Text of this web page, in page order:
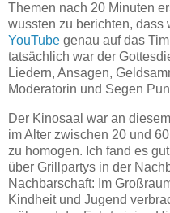
Themen nach 20 Minuten
wussten zu berichten, dass
YouTube genau auf das
tatsächlich war der
Liedern, Ansagen,
Moderatorin und Segen
Der Kinosaal war an
im Alter zwischen 20 und
zu homogen. Ich fand es
über Grillpartys in der
Nachbarschaft: Im
Kindheit und Jugend